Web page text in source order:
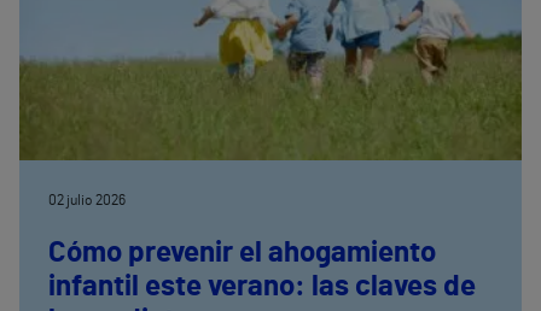
02 julio 2026
Cómo prevenir el ahogamiento
infantil este verano: las claves de